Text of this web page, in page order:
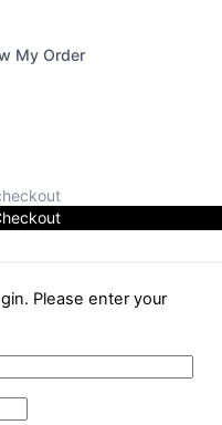
My Order
Please enter your